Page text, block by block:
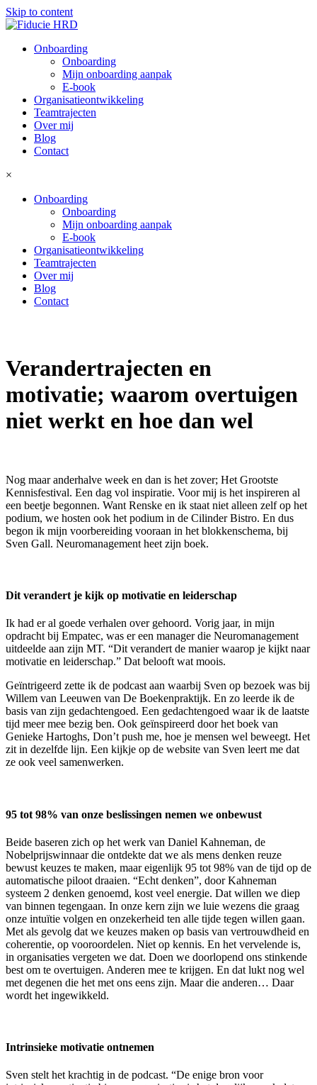
Skip to content
Onboarding
Onboarding
Mijn onboarding aanpak
E-book
Organisatieontwikkeling
Teamtrajecten
Over mij
Blog
Contact
×
Onboarding
Onboarding
Mijn onboarding aanpak
E-book
Organisatieontwikkeling
Teamtrajecten
Over mij
Blog
Contact
Verandertrajecten en
motivatie; waarom overtuigen
niet werkt en hoe dan wel
Nog maar anderhalve week en dan is het zover; Het Grootste
Kennisfestival. Een dag vol inspiratie. Voor mij is het inspireren al
een beetje begonnen. Want Renske en ik staat niet alleen zelf op het
podium, we hosten ook het podium in de Cilinder Bistro. En dus
begon ik mijn voorbereiding vooraan in het blokkenschema, bij
Sven Gall. Neuromanagement heet zijn boek.
Dit verandert je kijk op motivatie en leiderschap
Ik had er al goede verhalen over gehoord. Vorig jaar, in mijn
opdracht bij Empatec, was er een manager die Neuromanagement
uitdeelde aan zijn MT. “Dit verandert de manier waarop je kijkt naar
motivatie en leiderschap.” Dat belooft wat moois.
Geïntrigeerd zette ik de podcast aan waarbij Sven op bezoek was bij
Willem van Leeuwen van De Boekenpraktijk. En zo leerde ik de
basis van zijn gedachtengoed. Een gedachtengoed waar ik de laatste
tijd meer mee bezig ben. Ook geïnspireerd door het boek van
Genieke Hartoghs, Don’t push me, hoe je mensen wel beweegt. Het
zit in dezelfde lijn. Een kijkje op de website van Sven leert me dat
ze ook veel samenwerken.
95 tot 98% van onze beslissingen nemen we onbewust
Beide baseren zich op het werk van Daniel Kahneman, de
Nobelprijswinnaar die ontdekte dat we als mens denken reuze
bewust keuzes te maken, maar eigenlijk 95 tot 98% van de tijd op de
automatische piloot draaien. “Echt denken”, door Kahneman
systeem 2 denken genoemd, kost veel energie. Dat willen we diep
van binnen tegengaan. In onze kern zijn we luie wezens die graag
onze intuïtie volgen en onzekerheid ten alle tijde tegen willen gaan.
Met als gevolg dat we keuzes maken op basis van vertrouwdheid en
coherentie, op vooroordelen. Niet op kennis. En het vervelende is,
in organisaties vergeten we dat. Doen we doorlopend ons stinkende
best om te overtuigen. Anderen mee te krijgen. En dat lukt nog wel
met degenen die het met ons eens zijn. Maar die anderen… Daar
wordt het ingewikkeld.
Intrinsieke motivatie ontnemen
Sven stelt het krachtig in de podcast. “De enige bron voor